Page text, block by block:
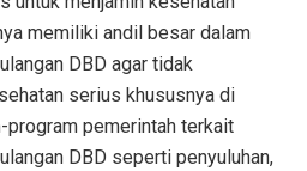
memiliki andil besar dalam
DBD agar tidak
serius khususnya di
program pemerintah terkait
DBD seperti penyuluhan,